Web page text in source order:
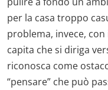
per la casa troppo
problema, invece,
capita che si diriga
riconosca come
“pensare” che può